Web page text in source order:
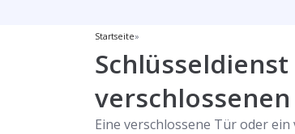
Startseite»
Eine verschlossene Tür oder